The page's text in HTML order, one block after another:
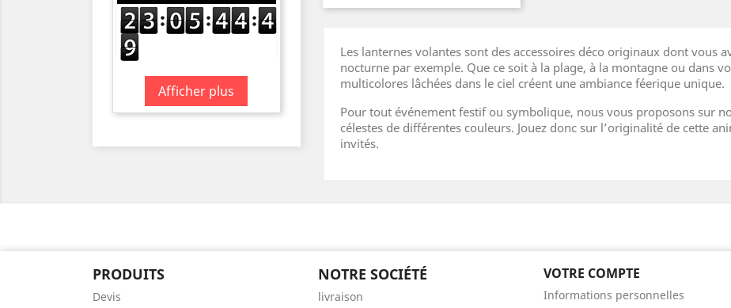
Afficher plus
Les lanternes volantes sont des accessoires déco originaux dont vous
nocturne par exemple. Que ce soit à la plage, à la montagne ou dans
multicolores lâchées dans le ciel créent une ambiance féerique unique.
Pour tout événement festif ou symbolique, nous vous proposons sur
célestes de différentes couleurs. Jouez donc sur l’originalité de cette
invités.
PRODUITS
Devis
NOTRE SOCIÉTÉ
livraison
VOTRE COMPTE
Informations personnelles